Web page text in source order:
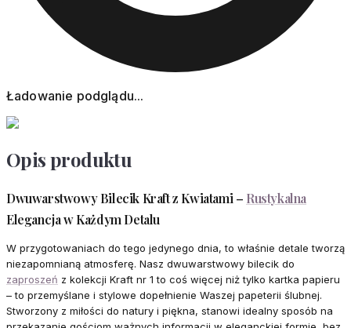
Ładowanie podglądu...
Opis produktu
Dwuwarstwowy Bilecik Kraft z Kwiatami – Rustykalna
Elegancja w Każdym Detalu
W przygotowaniach do tego jedynego dnia, to właśnie detale tworzą
niezapomnianą atmosferę. Nasz dwuwarstwowy bilecik do
zaproszeń z kolekcji Kraft nr 1 to coś więcej niż tylko kartka papieru
– to przemyślane i stylowe dopełnienie Waszej papeterii ślubnej.
Stworzony z miłości do natury i piękna, stanowi idealny sposób na